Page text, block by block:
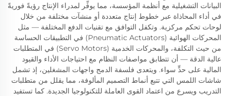
البيانات التشغيلية مع أنظمة المؤسسة، مما يوفِّر لمدراء الإنتاج رؤيةً فوريةً
في أداء المحاذاة عبر خطوط إنتاج متعددة أو منشآت مختلفة من خلال
لوحات تحكم مركزية. وتكفل التوافق مع تقنيات الدفع المختلفة — مثل
المحركات الهوائية (Pneumatic Actuators) في التطبيقات الحساسة
من حيث التكلفة، والمحركات الخدمية (Servo Motors) في المتطلبات
عالية الدقة — أن تتطابق مواصفات النظام مع احتياجات الأداء والقيود
المالية على حدٍّ سواء. ويتعدى فلسفة الدمج واجهات المشغلين، إذ تشمل
شاشات اللمس التي تتبع أنماط التصميم المألوفة، مما يقلل من متطلبات
التدريب ويسرع من اعتماد القوى العاملة للتكنولوجيا الجديدة. كما تستفيد